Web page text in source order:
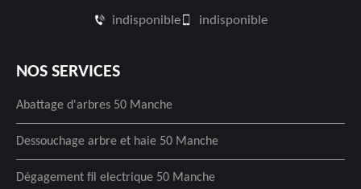
indisponible indisponible
NOS SERVICES
Abattage d'arbres 50 Manche
Dessouchage arbre et haie 50 Manche
Dégagement fil electrique 50 Manche